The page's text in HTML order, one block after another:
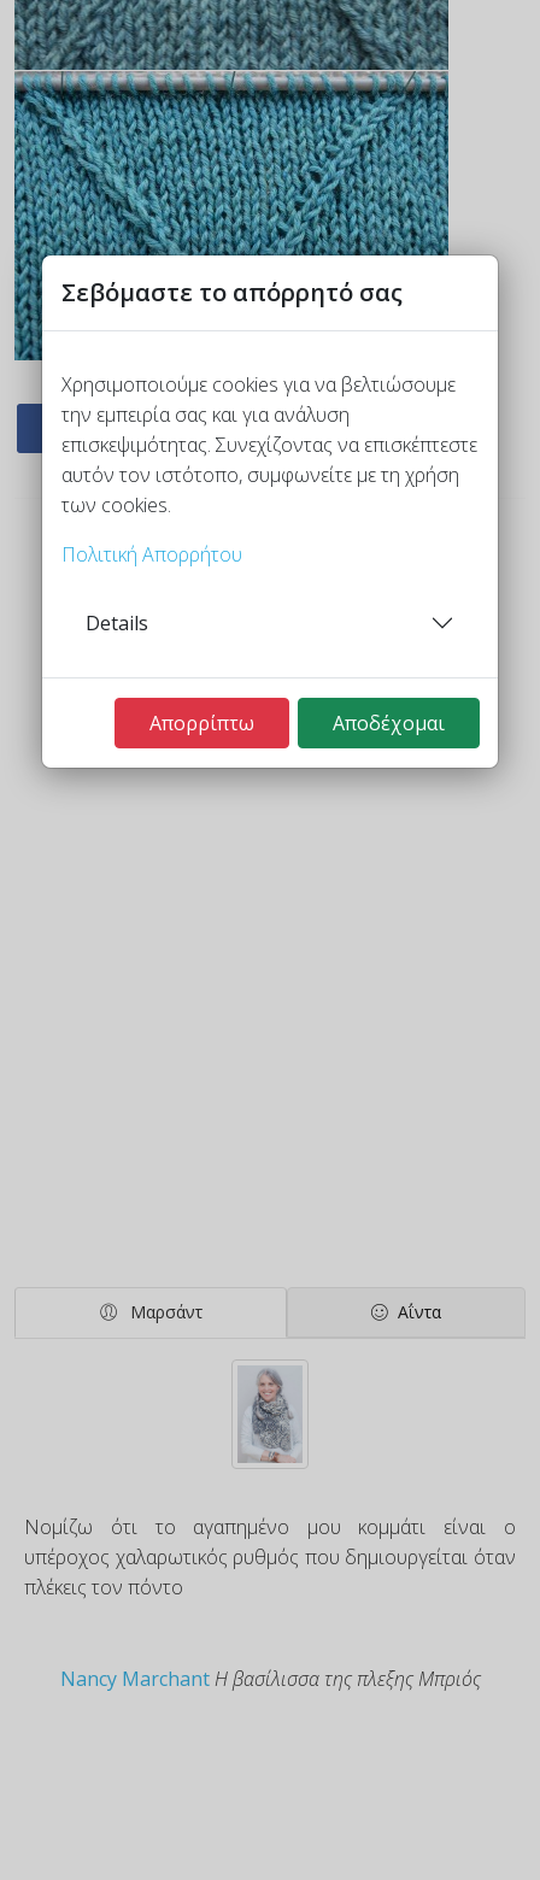
Προηγούμενο
Μαρσάντ Αΐντα
Νομίζω ότι το αγαπημένο μου κομμάτι είναι ο
υπέροχος χαλαρωτικός ρυθμός που δημιουργείται όταν
πλέκεις τον πόντο
Nancy Marchant Η βασίλισσα της πλεξης Μπριός
Σεβόμαστε το απόρρητό σας
Χρησιμοποιούμε cookies για να βελτιώσουμε
την εμπειρία σας και για ανάλυση
επισκεψιμότητας. Συνεχίζοντας να επισκέπτεστε
αυτόν τον ιστότοπο, συμφωνείτε με τη χρήση
των cookies.
Πολιτική Απορρήτου
Details
Απορρίπτω Αποδέχομαι